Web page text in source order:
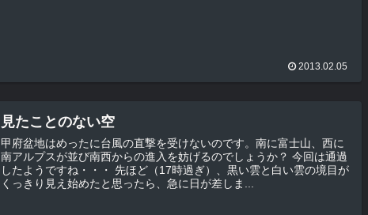
2013.02.05
見たことのない空
甲府盆地はめったに台風の直撃を受けないのです。南に富士山、西に
南アルプスが並び南西からの進入を妨げるのでしょうか？ 今回は通過
したようですね・・・ 先ほど（17時過ぎ）、黒い雲と白い雲の境目が
くっきり見え始めたと思ったら、急に日が差しま...